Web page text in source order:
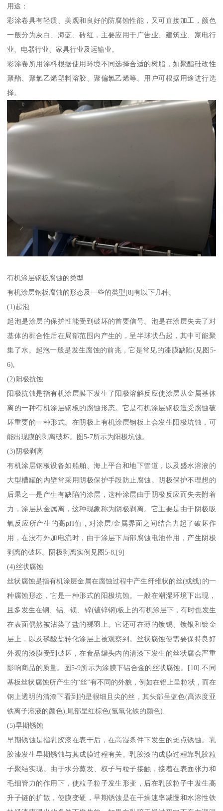
用途：
彩涂卷具有轻质、美观和良好的防腐蚀性能，又可直接加工，颜色
一般分为灰白、海蓝、砖红，主要应用于广告业、建筑业、家电行
业、电器行业、家具行业及运输业。
彩涂卷所用涂料根据使用环境不同选择合适的树脂，如聚酯硅改性
聚酯、聚氯乙烯塑料溶胶、聚偏氯乙烯等。用户可根据用途进行选
择。
有机涂层钢板腐蚀的类型
有机涂层钢板腐蚀的形态及一些的类型[8]有以下几种。
(1)起泡
起泡是涂层的保护性能受到破坏的首要信号。泡是在涂层失去了对
基体的黏合性后在局部范围内产生的，呈半球状凸起，其中可能聚
集了水。起泡一般是发生腐蚀的前兆，它是常见的漆膜缺陷(见图5-
6),
(2)阳极抗蚀
阳极抗蚀是指有机涂层膜下发生了阳极溶解反应使涂层从金属基体
离的一种有机涂层钢板的腐蚀形态。它是有机涂层钢板遭受腐蚀破
坏重要的一种形式。在阴极上有机涂层钢板上会发生阳极坑蚀，可
能出现膜的剥离破坏。图5-7所示为阳极坑蚀。
(3)阴极剥离
有机涂层钢板设备如船舶、海上平台和地下管道，以及盛水溶液的
大型槽罐的内壁常采用阴极保护手段防止腐蚀。阴极保护不理想的
后果之一是产生有缺陷的涂层，这种涂层由于阴极反应而失去附着
力，涂层从金属离，这种现象称为阴极剥离。它主要是由于阴极吸
氧反应所产生的高pH值，对涂层/金属界面之间结合力起了破坏作
用，在没有外加电流时，由于涂层下局部腐蚀电池作用，产生阴极
剥离的破坏。阴极剥离实例见图5-8,[9]
(4)丝状腐蚀
丝状腐蚀是指有机涂层金属在腐蚀过程中产生纤维状的丝(或线)的一
种腐蚀形态，它是一种形式的阳极坑蚀。一般在潮湿环境下出现，
且多发生在钢、铝、镁、锌(镀锌钢)板上的有机涂层下，有时也发生
在表面偶然被沾染了盐的裸羽上。它还可在薄的镀锡、镀银和镀金
层上，以及磷酸盐转化涂层上被观察到。丝状腐蚀使需要保持良好
外观的漆膜受到破坏，在食品罐头内的清漆下发生的丝状腐会严重
影响商品的质量。图5-9所示为涂膜下铝合金的丝状腐蚀。[10].不同
基板丝状腐蚀所产生的“丝”有不同的外貌，例如在铝上呈粒状，而在
钢上透明的清漆下看到的是很细且尖的丝，其头部呈蓝色(高浓度亚
铁离子溶液的颜色),尾部呈红棕色(氢氧化铁的颜色).
(5)早期锈蚀
早期锈蚀是指乳胶漆在表干后，在高湿条件下发生的斑点锈蚀。乳
胶漆发生早期锈蚀与其成膜过程有关。乳胶漆的成膜过程靠乳胶粒
子聚结实现。由于水分蒸发、权子与粒子接触，接着在表面张力和
毛细管力的作用下，使粒子粒子发生形变，后在乳胶粒子中发生高
升子链的扩散，使膜变硬，早期锈蚀是在干燥速率减慢和水溶性铁